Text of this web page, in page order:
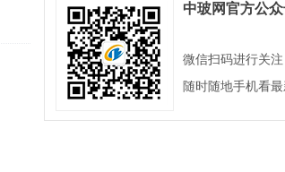
中玻网官方公
微信扫码进行关注
随时随地手机看